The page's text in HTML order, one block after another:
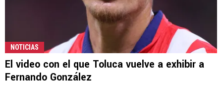
NOTICIAS
El video con el que Toluca vuelve a exhibir a
Fernando González